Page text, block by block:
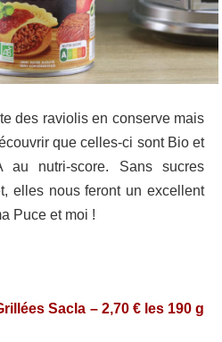
des raviolis en conserve mais
que celles-ci sont Bio et
au nutri-score. Sans sucres
elles nous feront un excellent
Puce et moi !
Sacla – 2,70 € les 190 g